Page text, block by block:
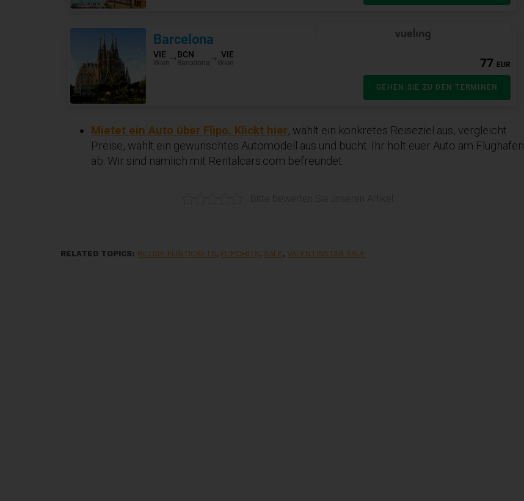
Mietet ein Auto über Flipo. Klickt hier, wählt ein konkretes Reiseziel aus, vergleicht
Preise, wählt ein gewünschtes Automodell aus und bucht. Ihr holt euer Auto am Flughafen
ab. Wir sind nämlich mit Rentalcars.com befreundet.
RELATED TOPICS: BILLIGE FLIGTICKETS, FLIPOHITS, SALE,VALENTINSTAG SALE